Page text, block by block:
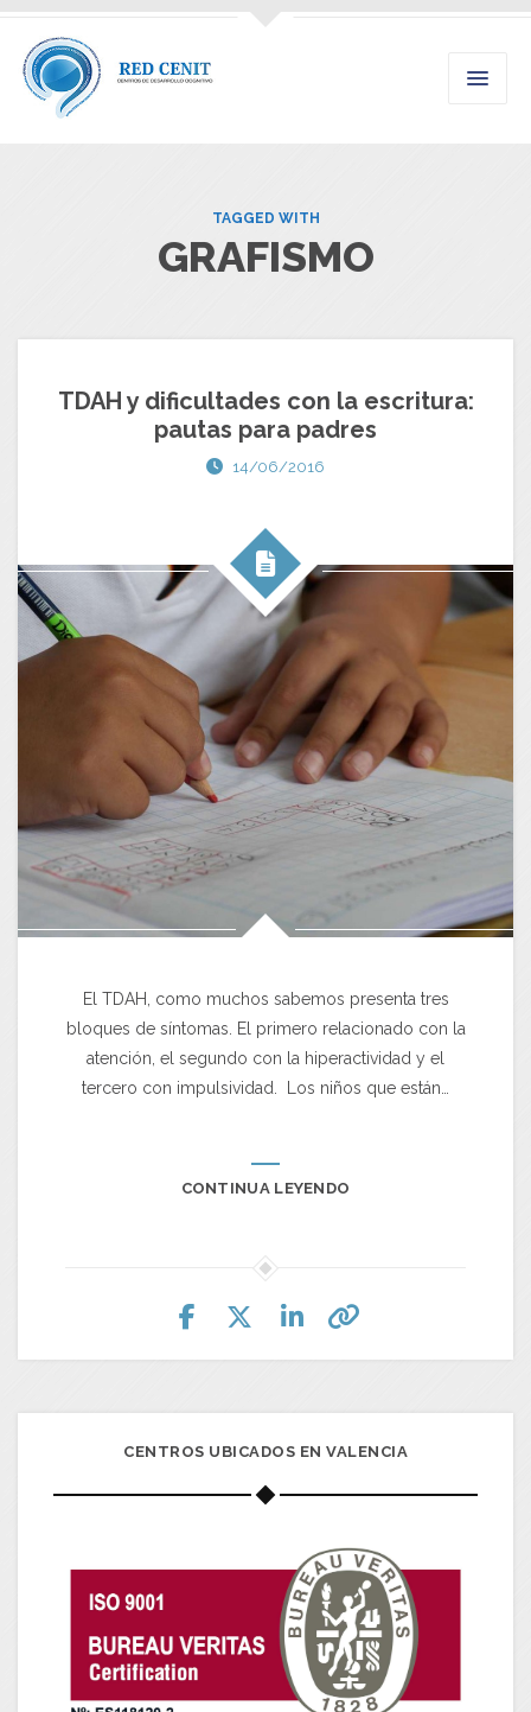
TAGGED WITH
GRAFISMO
TDAH y dificultades con la escritura:
pautas para padres
14/06/2016
El TDAH, como muchos sabemos presenta tres
bloques de síntomas. El primero relacionado con la
atención, el segundo con la hiperactividad y el
tercero con impulsividad. Los niños que están…
CONTINUA LEYENDO
CENTROS UBICADOS EN VALENCIA